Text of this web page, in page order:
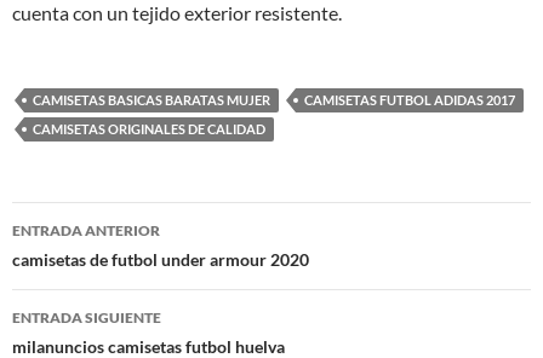
cuenta con un tejido exterior resistente.
CAMISETAS BASICAS BARATAS MUJER
CAMISETAS FUTBOL ADIDAS 2017
CAMISETAS ORIGINALES DE CALIDAD
Navegación
de
entradas
ENTRADA ANTERIOR
camisetas de futbol under armour 2020
ENTRADA SIGUIENTE
milanuncios camisetas futbol huelva